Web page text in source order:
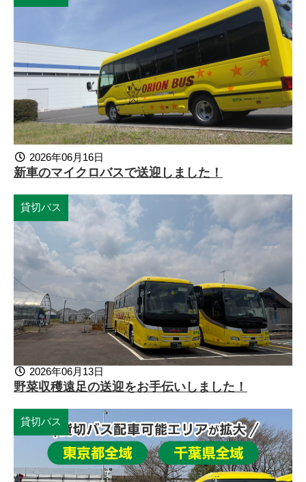
2026年06月16日
新車のマイクロバスで送迎しました！
貸切バス
2026年06月13日
野菜収穫遠足の送迎をお手伝いしました！
貸切バス